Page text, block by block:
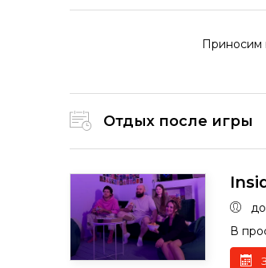
Приносим
Отдых после игры
до
В